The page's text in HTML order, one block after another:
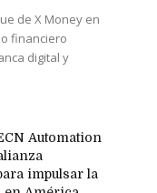
de X Money en
financiero
digital y
Automation
impulsar la